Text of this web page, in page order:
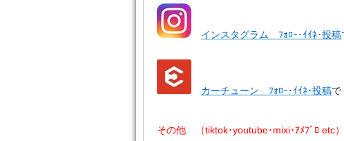
インスタグラム ﾌｫﾛｰ･ｲｲﾈ･投稿
カーチューン ﾌｫﾛｰ･ｲｲﾈ･投稿
その他 （tiktok･youtube･mixi･ｱﾒﾌﾞﾛ etc